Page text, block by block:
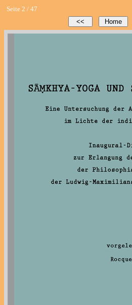
Seite 2 / 47